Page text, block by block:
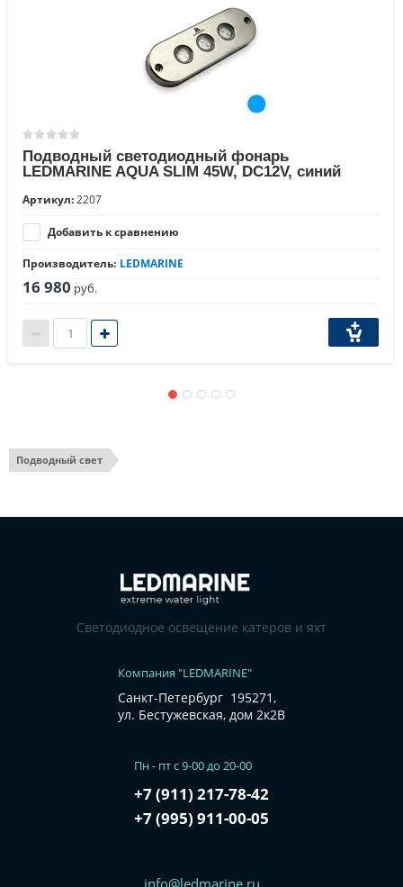
Подводный светодиодный фонарь
LEDMARINE AQUA SLIM 45W, DC12V, синий
Артикул:2207
Добавить к сравнению
Производитель: LEDMARINE
16 980 руб.
Подводный свет
Светодиодное освещение катеров и яхт
Компания "LEDMARINE"
Санкт-Петербург 195271,
ул. Бестужевская, дом 2к2В
Пн - пт с 9-00 до 20-00
+7 (911) 217-78-42
+7 (995) 911-00-05